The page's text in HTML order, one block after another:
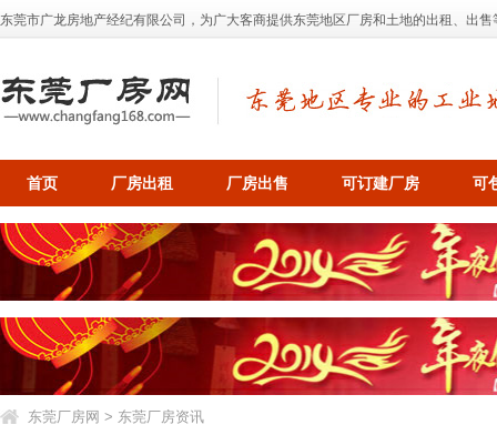
东莞市广龙房地产经纪有限公司，为广大客商提供东莞地区厂房和土地的出租、出
首页 厂房出租 厂房出售 可订建厂房 可
东莞厂房网 > 东莞厂房资讯